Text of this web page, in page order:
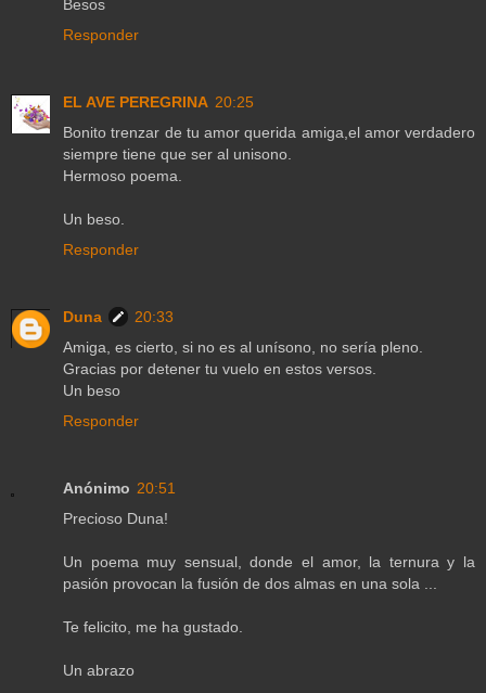
Besos
Responder
EL AVE PEREGRINA 20:25
Bonito trenzar de tu amor querida amiga,el amor verdadero
siempre tiene que ser al unisono.
Hermoso poema.
Un beso.
Responder
Duna
20:33
Amiga, es cierto, si no es al unísono, no sería pleno.
Gracias por detener tu vuelo en estos versos.
Un beso
Responder
Anónimo 20:51
Precioso Duna!
Un poema muy sensual, donde el amor, la ternura y la
pasión provocan la fusión de dos almas en una sola ...
Te felicito, me ha gustado.
Un abrazo